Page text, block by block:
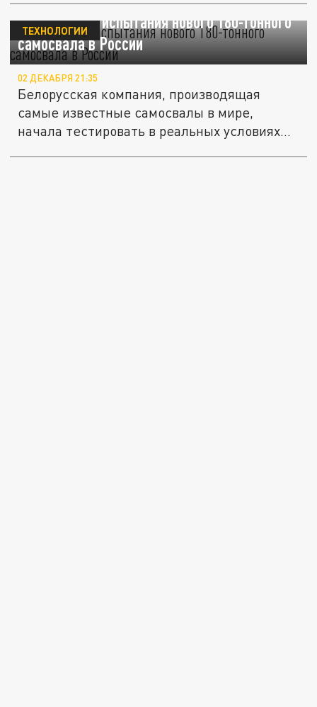
БелАЗ начал испытания нового 180-тонного
самосвала в России
ТЕХНОЛОГИИ
02 ДЕКАБРЯ 21:35
Белорусская компания, производящая
самые известные самосвалы в мире,
начала тестировать в реальных условиях...